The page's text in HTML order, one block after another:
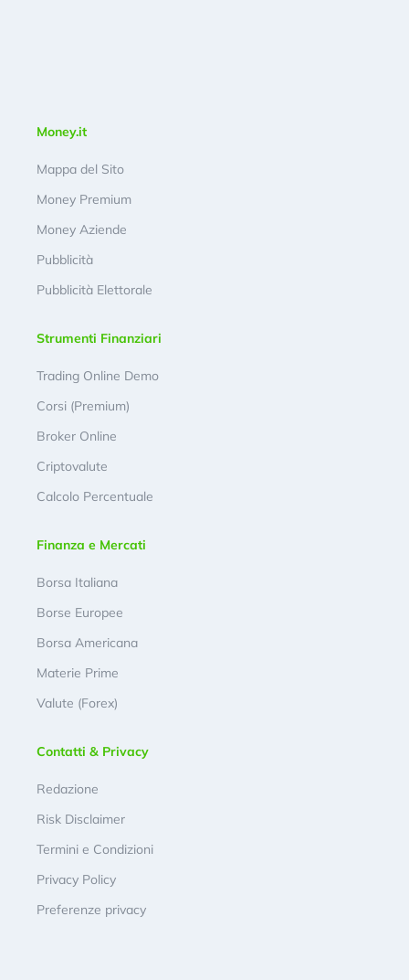
Money.it
Mappa del Sito
Money Premium
Money Aziende
Pubblicità
Pubblicità Elettorale
Strumenti Finanziari
Trading Online Demo
Corsi (Premium)
Broker Online
Criptovalute
Calcolo Percentuale
Finanza e Mercati
Borsa Italiana
Borse Europee
Borsa Americana
Materie Prime
Valute (Forex)
Contatti & Privacy
Redazione
Risk Disclaimer
Termini e Condizioni
Privacy Policy
Preferenze privacy